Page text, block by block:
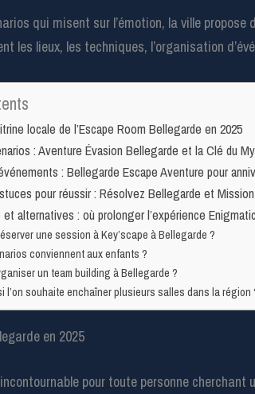
qui misent sur l’émotion, la ville
les lieux, les techniques, l’organisation
locale de l’Escape Room Bellegarde en 2025
: Aventure Évasion Bellegarde et la Clé du
: Bellegarde Escape Aventure pour
pour réussir : Résolvez Bellegarde et
alternatives : où prolonger l’expérience
une session à Key’scape à Bellegarde ?
conviennent aux enfants ?
un team building à Bellegarde ?
l’on souhaite enchaîner plusieurs salles dans la région
en 2025
pour toute personne